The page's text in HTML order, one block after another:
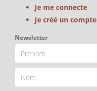
Je me connecte
Je créé un compte
Newsletter